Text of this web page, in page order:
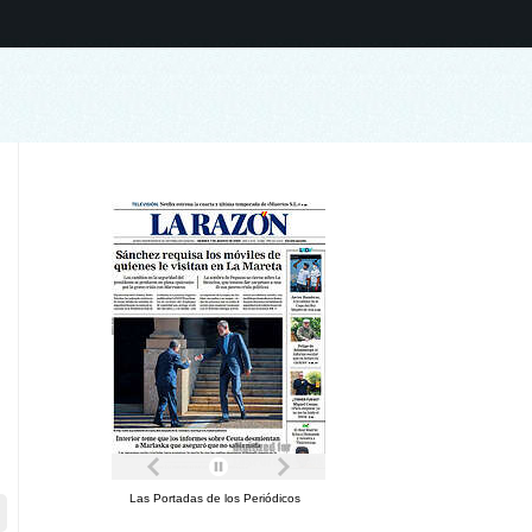
Las Portadas de los Periódicos